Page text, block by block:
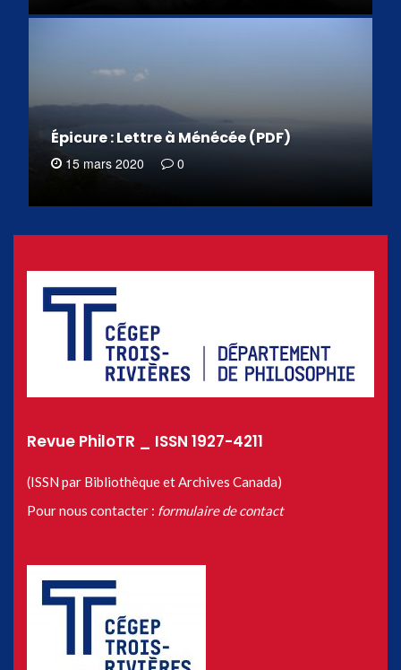
Épicure : Lettre à Ménécée (PDF)
15 mars 2020 0
Revue PhiloTR _ ISSN 1927-4211
(ISSN par Bibliothèque et Archives Canada)
Pour nous contacter : formulaire de contact